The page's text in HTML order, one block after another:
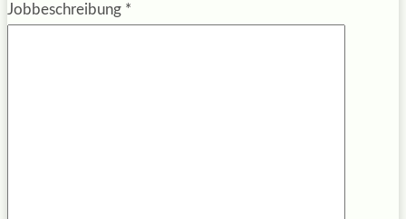
Jobbeschreibung *